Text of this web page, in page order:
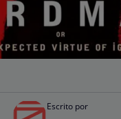
Escrito por